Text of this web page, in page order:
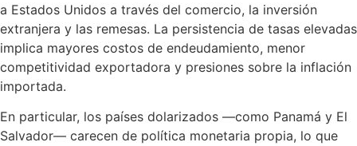
a Estados Unidos a través del comercio, la inversión
extranjera y las remesas. La persistencia de tasas elevadas
implica mayores costos de endeudamiento, menor
competitividad exportadora y presiones sobre la inflación
importada.
En particular, los países dolarizados —como Panamá y El
Salvador— carecen de política monetaria propia, lo que